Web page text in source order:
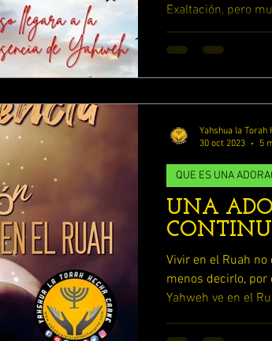
ENFERMOS DE AMOR
LA RELIGION Y SU ENGAÑO
LOS PROVERBIOS
7 RUAHAMIN DE YAHWEH
1 REYES y 2 REYES
2 SAMUEL ESTUDIA LIBRO DE RUTH
Exaltación, pero
Música, pero la
UNA
Vivir en el Ruah
menos decirlo,
Yahweh ve en el
QUE ES UNA
Yahshua la Torah
30 oct 2023
5